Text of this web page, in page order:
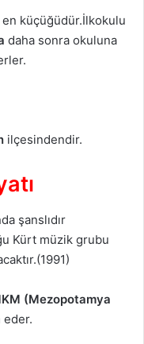
küçüğüdür.İlkokulu
daha sonra okuluna
ilçesindendir.
şanslıdır
Kürt müzik grubu
(Mezopotamya
eder.